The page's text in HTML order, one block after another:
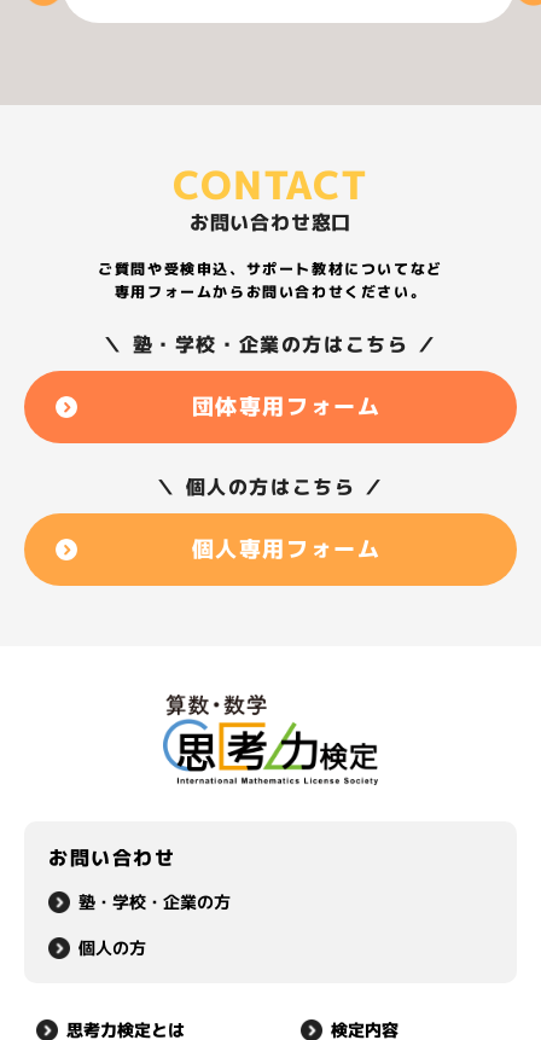
CONTACT
お問い合わせ窓口
ご質問や受検申込、サポート教材についてなど
専用フォームからお問い合わせください。
＼ 塾・学校・企業の方はこちら ／
団体専用フォーム
＼ 個人の方はこちら ／
個人専用フォーム
お問い合わせ
塾・学校・企業の方
個人の方
思考力検定とは 検定内容